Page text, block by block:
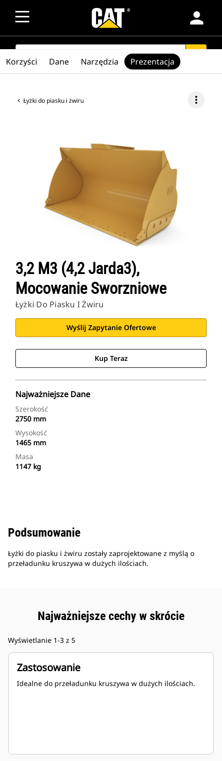
person
SEARCH
Łyżki do piasku i żwiru more_vert
3,2 M3 (4,2 Jarda3),
Mocowanie Sworzniowe
Łyżki Do Piasku I Żwiru
Wyślij Zapytanie Ofertowe
Kup Teraz
Najważniejsze Dane
Szerokość
2750 mm
Wysokość
1465 mm
Masa
1147 kg
Korzyści Dane Narzędzia Prezentacja
Podsumowanie
Łyżki do piasku i żwiru zostały zaprojektowane z myślą o
przeładunku kruszywa w dużych ilościach.
Najważniejsze cechy w skrócie
Wyświetlanie 1-3 z 5
Zastosowanie
Idealne do przeładunku kruszywa w dużych ilościach.